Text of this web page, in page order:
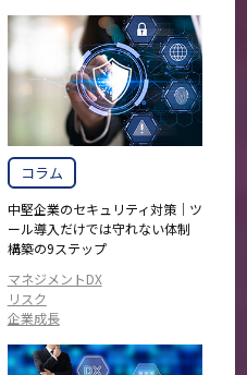
コラム
中堅企業のセキュリティ対策｜ツ
ール導入だけでは守れない体制
構築の9ステップ
マネジメントDX
リスク
企業成長